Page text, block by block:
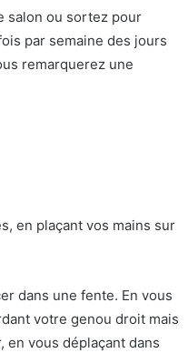
salon ou sortez pour
par semaine des jours
remarquerez une
en plaçant vos mains sur
dans une fente. En vous
votre genou droit mais
vous déplaçant dans